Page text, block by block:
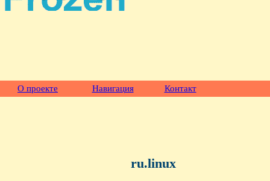
О проекте Навигация Контакт
ru.linux